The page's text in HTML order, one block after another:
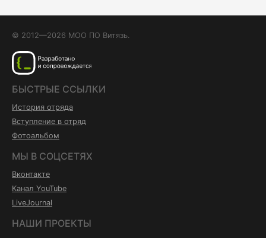
© 2012—2026 МОО ПО Витязь.
БЫСТРЫЕ ССЫЛКИ
История отряда
Вступление в отряд
Фотоальбом
МЫ В СОЦСЕТЯХ
Вконтакте
Канал YouTube
LiveJournal
НАШИ ПРОЕКТЫ